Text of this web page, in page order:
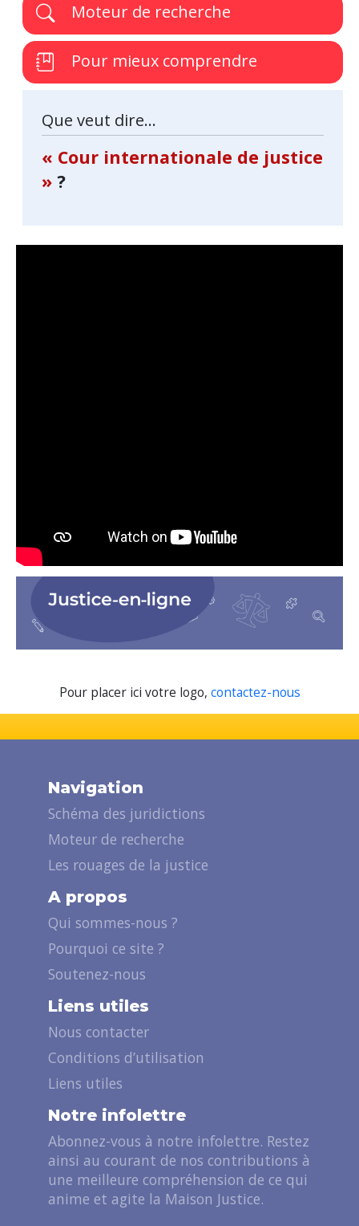
Moteur de recherche
Pour mieux comprendre
Que veut dire...
« Cour internationale de justice
» ?
Pour placer ici votre logo, contactez-nous
Navigation
Schéma des juridictions
Moteur de recherche
Les rouages de la justice
A propos
Qui sommes-nous ?
Pourquoi ce site ?
Soutenez-nous
Liens utiles
Nous contacter
Conditions d’utilisation
Liens utiles
Notre infolettre
Abonnez-vous à notre infolettre. Restez
ainsi au courant de nos contributions à
une meilleure compréhension de ce qui
anime et agite la Maison Justice.